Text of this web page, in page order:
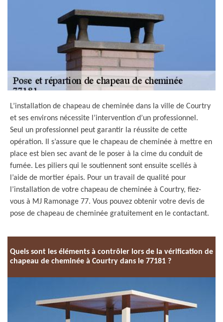
L’installation de chapeau de cheminée dans la ville de Courtry
et ses environs nécessite l’intervention d’un professionnel.
Seul un professionnel peut garantir la réussite de cette
opération. Il s’assure que le chapeau de cheminée à mettre en
place est bien sec avant de le poser à la cime du conduit de
fumée. Les piliers qui le soutiennent sont ensuite scellés à
l’aide de mortier épais. Pour un travail de qualité pour
l’installation de votre chapeau de cheminée à Courtry, fiez-
vous à MJ Ramonage 77. Vous pouvez obtenir votre devis de
pose de chapeau de cheminée gratuitement en le contactant.
Quels sont les éléments à contrôler lors de la vérification de
chapeau de cheminée à Courtry dans le 77181 ?